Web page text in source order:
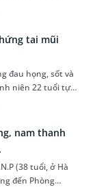
hô hấp. Vậy
quả, cần lưu ý
quả? Những
làm rõ vấn đề này
quá trình
tai mũi
đau họng, sốt và
niên 22 tuổi tự
nhiên, tình
xuất hiện đau tai,
đến thăm khám
MEDLATEC, bệnh
xoang cấp bội
cấp.
nam thanh
(38 tuổi, ở Hà
đến Phòng